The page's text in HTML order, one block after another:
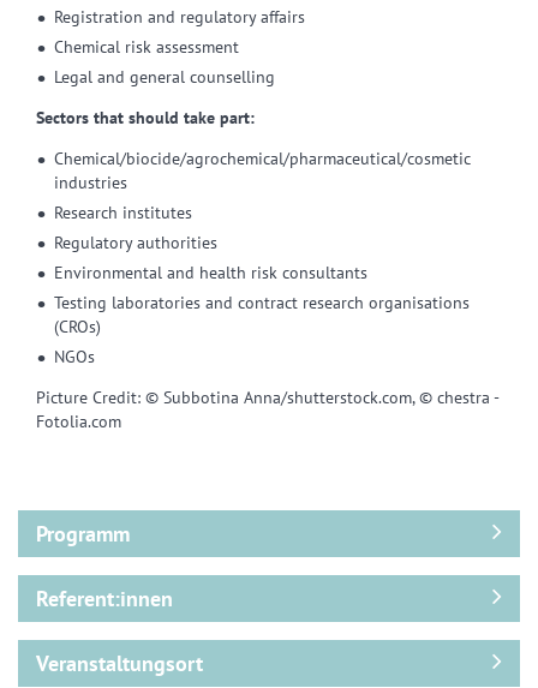
Registration and regulatory affairs
Chemical risk assessment
Legal and general counselling
Sectors that should take part:
Chemical/biocide/agrochemical/pharmaceutical/cosmetic
industries
Research institutes
Regulatory authorities
Environmental and health risk consultants
Testing laboratories and contract research organisations
(CROs)
NGOs
Picture Credit: © Subbotina Anna/shutterstock.com, © chestra -
Fotolia.com
Programm
Referent:innen
Veranstaltungsort